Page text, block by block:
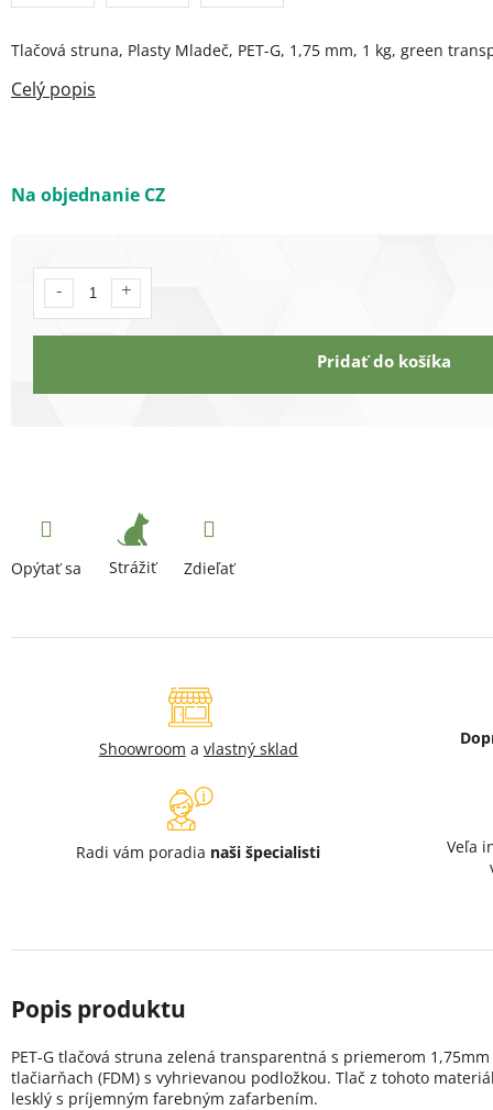
Na objednanie CZ
Pridať do košíka
Tlačová struna, Plasty Mladeč, PET-G, 1,75 mm, 1 kg, green
Opýtať sa Strážiť Zdieľať
Shoowroom a vlastný sklad
Radi vám poradia naši špecialisti
Veľa
PET-G tlačová struna zelená transparentná s priemerom
tlačiarňach (FDM) s vyhrievanou podložkou. Tlač z tohoto
lesklý s príjemným farebným zafarbením.